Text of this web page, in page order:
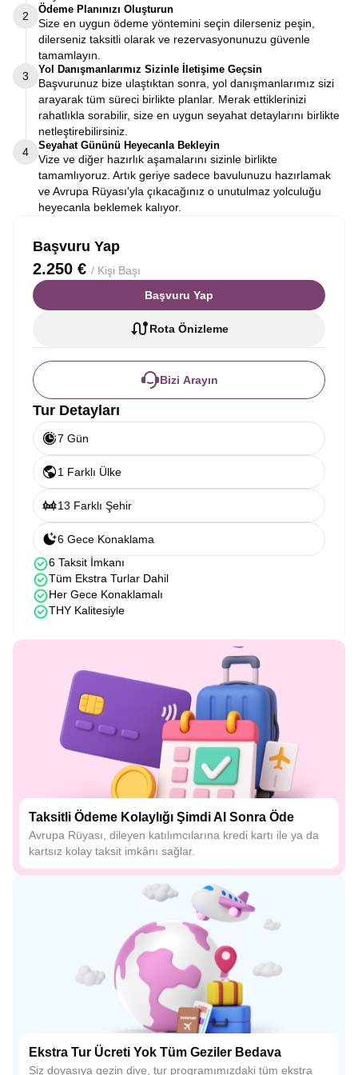
2
Ödeme Planınızı Oluşturun
Size en uygun ödeme yöntemini seçin dilerseniz peşin,
dilerseniz taksitli olarak ve rezervasyonunuzu güvenle
tamamlayın.
3
Yol Danışmanlarımız Sizinle İletişime Geçsin
Başvurunuz bize ulaştıktan sonra, yol danışmanlarımız sizi
arayarak tüm süreci birlikte planlar. Merak ettiklerinizi
rahatlıkla sorabilir, size en uygun seyahat detaylarını birlikte
netleştirebilirsiniz.
4
Seyahat Gününü Heyecanla Bekleyin
Vize ve diğer hazırlık aşamalarını sizinle birlikte
tamamlıyoruz. Artık geriye sadece bavulunuzu hazırlamak
ve Avrupa Rüyası'yla çıkacağınız o unutulmaz yolculuğu
heyecanla beklemek kalıyor.
Başvuru Yap
2.250 € / Kişi Başı
Başvuru Yap
Rota Önizleme
Bizi Arayın
Tur Detayları
7 Gün
1 Farklı Ülke
13 Farklı Şehir
6 Gece Konaklama
6 Taksit İmkanı
Tüm Ekstra Turlar Dahil
Her Gece Konaklamalı
THY Kalitesiyle
Taksitli Ödeme Kolaylığı Şimdi Al Sonra Öde
Avrupa Rüyası, dileyen katılımcılarına kredi kartı ile ya da
kartsız kolay taksit imkânı sağlar.
Ekstra Tur Ücreti Yok Tüm Geziler Bedava
Siz doyasıya gezin diye, tur programımızdaki tüm ekstra